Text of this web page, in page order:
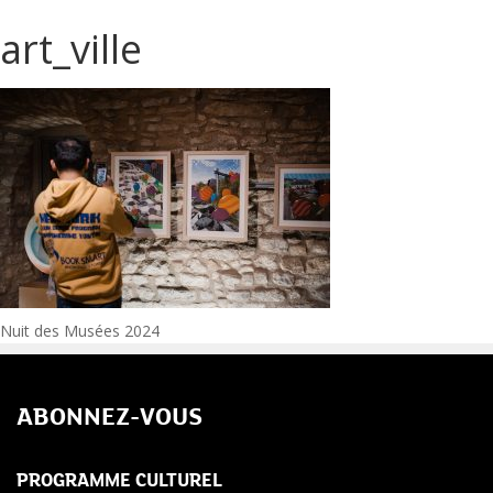
art_ville
Navigation
l’article
Nuit des Musées 2024
ABONNEZ-VOUS
PROGRAMME CULTUREL